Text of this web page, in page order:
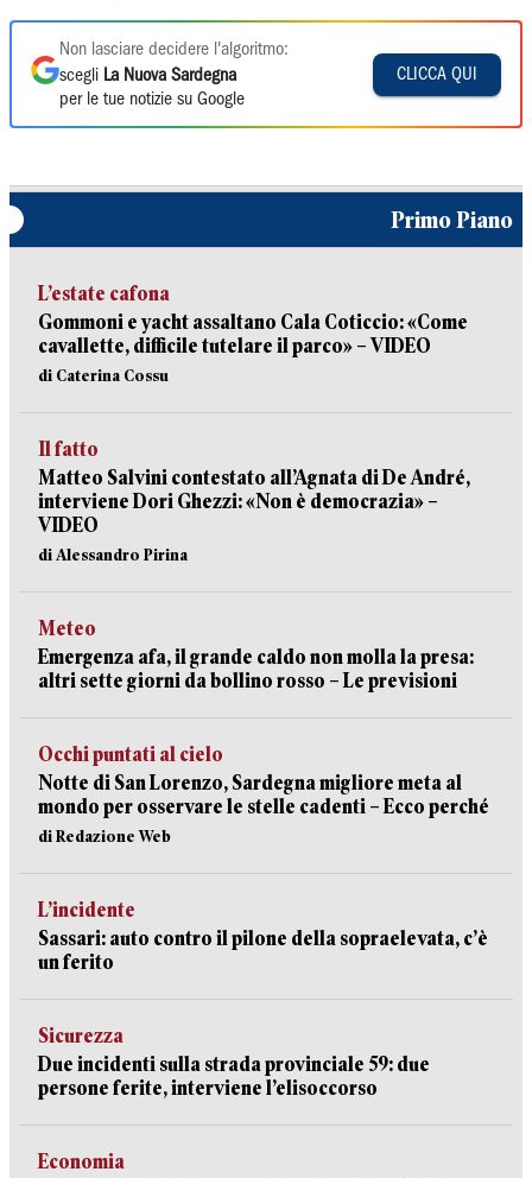
Non lasciare decidere l'algoritmo:
scegli La Nuova Sardegna
per le tue notizie su Google
CLICCA QUI
Primo Piano
L’estate cafona
Gommoni e yacht assaltano Cala Coticcio: «Come
cavallette, difficile tutelare il parco» – VIDEO
di Caterina Cossu
Il fatto
Matteo Salvini contestato all’Agnata di De André,
interviene Dori Ghezzi: «Non è democrazia» –
VIDEO
di Alessandro Pirina
Meteo
Emergenza afa, il grande caldo non molla la presa:
altri sette giorni da bollino rosso – Le previsioni
Occhi puntati al cielo
Notte di San Lorenzo, Sardegna migliore meta al
mondo per osservare le stelle cadenti – Ecco perché
di Redazione Web
L’incidente
Sassari: auto contro il pilone della sopraelevata, c’è
un ferito
Sicurezza
Due incidenti sulla strada provinciale 59: due
persone ferite, interviene l’elisoccorso
Economia